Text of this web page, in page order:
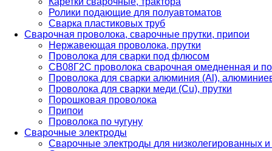
Ролики подающие для полуавтоматов
Сварка пластиковых труб
Сварочная проволока, сварочные прутки, припои
Нержавеющая проволока, прутки
Проволока для сварки под флюсом
СВ08Г2С проволока сварочная омедненная и
Проволока для сварки алюминия (Al),
Проволока для сварки меди (Cu), прутки
Порошковая проволока
Припои
Проволока по чугуну
Сварочные электроды
Сварочные электроды для низколегированных и